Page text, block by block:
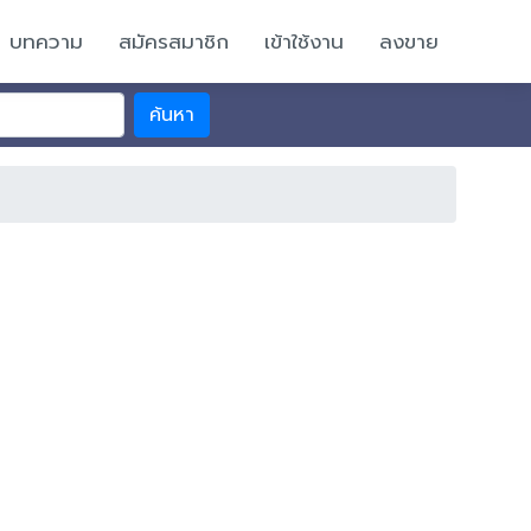
บทความ สมัครสมาชิก เข้าใช้งาน ลงขาย
ค้นหา